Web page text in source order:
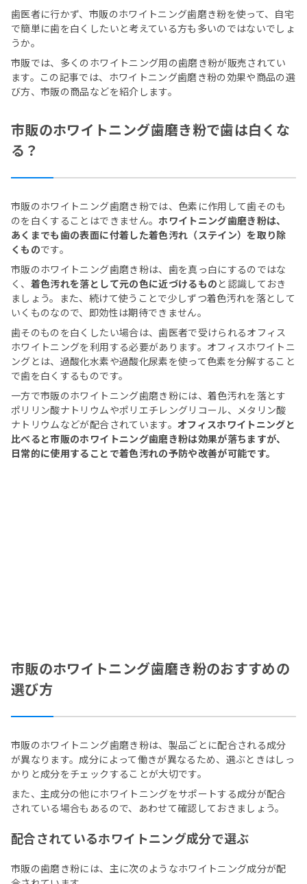
歯医者に行かず、市販のホワイトニング歯磨き粉を使って、自宅
で簡単に歯を白くしたいと考えている方も多いのではないでしょ
うか。
市販では、多くのホワイトニング用の歯磨き粉が販売されてい
ます。この記事では、ホワイトニング歯磨き粉の効果や商品の選
び方、市販の商品などを紹介します。
市販のホワイトニング歯磨き粉で歯は白くな
る？
市販のホワイトニング歯磨き粉では、色素に作用して歯そのも
のを白くすることはできません。ホワイトニング歯磨き粉は、
あくまでも歯の表面に付着した着色汚れ（ステイン）を取り除
くものです。
市販のホワイトニング歯磨き粉は、歯を真っ白にするのではな
く、 着色汚れを落として元の色に近づけるもの と認識しておき
ましょう。また、続けて使うことで少しずつ着色汚れを落として
いくものなので、即効性は期待できません。
歯そのものを白くしたい場合は、歯医者で受けられるオフィス
ホワイトニングを利用する必要があります。オフィスホワイトニ
ングとは、過酸化水素や過酸化尿素を使って色素を分解すること
で歯を白くするものです。
一方で市販のホワイトニング歯磨き粉には、着色汚れを落とす
ポリリン酸ナトリウムやポリエチレングリコール、メタリン酸
ナトリウムなどが配合されています。 オフィスホワイトニングと
比べると市販のホワイトニング歯磨き粉は効果が落ちますが、
日常的に使用することで着色汚れの予防や改善が可能です。
市販のホワイトニング歯磨き粉のおすすめの
選び方
市販のホワイトニング歯磨き粉は、製品ごとに配合される成分
が異なります。成分によって働きが異なるため、選ぶときはしっ
かりと成分をチェックすることが大切です。
また、主成分の他にホワイトニングをサポートする成分が配合
されている場合もあるので、あわせて確認しておきましょう。
配合されているホワイトニング成分で選ぶ
市販の歯磨き粉には、主に次のようなホワイトニング成分が配